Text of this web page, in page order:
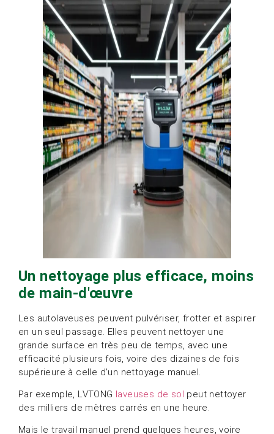
Un nettoyage plus efficace, moins
de main-d'œuvre
Les autolaveuses peuvent pulvériser, frotter et aspirer
en un seul passage. Elles peuvent nettoyer une
grande surface en très peu de temps, avec une
efficacité plusieurs fois, voire des dizaines de fois
supérieure à celle d'un nettoyage manuel.
Par exemple, LVTONG laveuses de sol peut nettoyer
des milliers de mètres carrés en une heure.
Mais le travail manuel prend quelques heures, voire